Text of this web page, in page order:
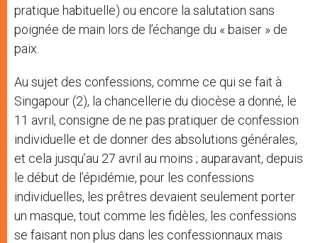
pratique habituelle) ou encore la salutation sans
poignée de main lors de l’échange du « baiser » de
paix.
Au sujet des confessions, comme ce qui se fait à
Singapour (2), la chancellerie du diocèse a donné, le
11 avril, consigne de ne pas pratiquer de confession
individuelle et de donner des absolutions générales,
et cela jusqu’au 27 avril au moins ; auparavant, depuis
le début de l’épidémie, pour les confessions
individuelles, les prêtres devaient seulement porter
un masque, tout comme les fidèles, les confessions
se faisant non plus dans les confessionnaux mais